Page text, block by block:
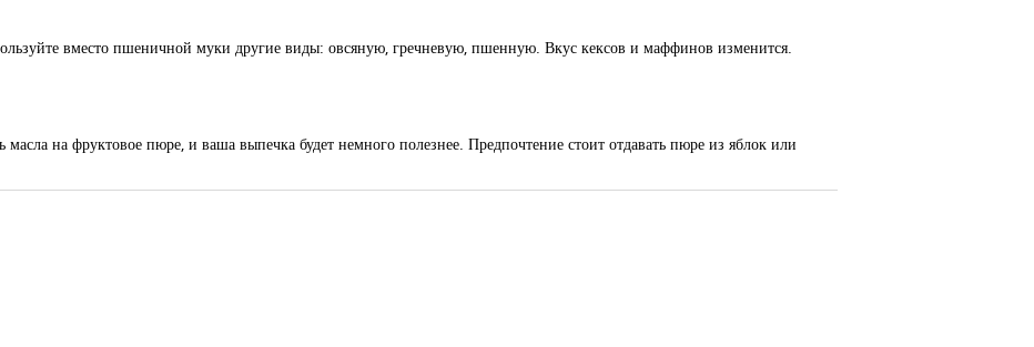
вместо пшеничной муки другие виды: овсяную, гречневую, пшенную. Вкус кексов и маффинов изменится.
на фруктовое пюре, и ваша выпечка будет немного полезнее. Предпочтение стоит отдавать пюре из яблок или